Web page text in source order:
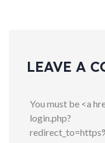
LEAVE A
You must be <a
login.php?